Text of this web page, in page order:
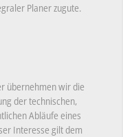
Planer zugute.
übernehmen wir die
der technischen,
Abläufe eines
Interesse gilt dem